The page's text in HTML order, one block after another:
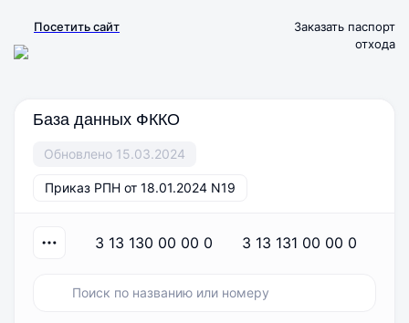
Посетить сайт
Заказать паспорт
отхода
База данных ФККО
Обновлено 15.03.2024
Приказ РПН от 18.01.2024 N19
3 13 130 00 00 0 3 13 131 00 00 0